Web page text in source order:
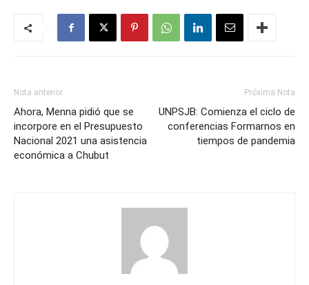
Nota anterior
Ahora, Menna pidió que se
incorpore en el Presupuesto
Nacional 2021 una asistencia
económica a Chubut
Próxima Nota
UNPSJB: Comienza el ciclo de
conferencias Formarnos en
tiempos de pandemia